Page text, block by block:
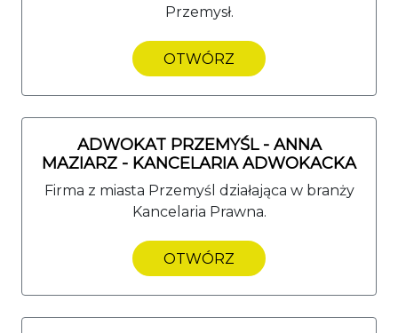
Przemysł.
OTWÓRZ
ADWOKAT PRZEMYŚL - ANNA
MAZIARZ - KANCELARIA ADWOKACKA
Firma z miasta Przemyśl działająca w branży
Kancelaria Prawna.
OTWÓRZ